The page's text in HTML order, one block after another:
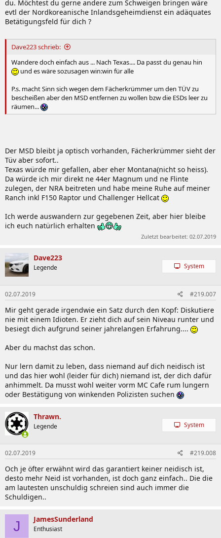
du. Möchtest du gerne andere zum Schweigen bringen wäre
evtl der Nordkoreanische Inlandsgeheimdienst ein adäquates
Betätigungsfeld für dich ?
Dave223 schrieb:
Wandere doch einfach aus ... Nach Texas.... Da passt du genau hin
und es wäre sozusagen win:win für alle
P.s. macht Sinn sich wegen dem Fächerkrümmer um den TÜV zu
bescheißen aber den MSD entfernen zu wollen bzw die ESDs leer zu
räumen...
Der MSD bleibt ja optisch vorhanden, Fächerkrümmer sieht der
Tüv aber sofort..
Texas würde mir gefallen, aber eher Montana(nicht so heiss).
Da würde ich mir direkt ne 44er Magnum und ne Flinte
zulegen, der NRA beitreten und habe meine Ruhe auf meiner
Ranch inkl F150 Raptor und Challenger Hellcat
Ich werde auswandern zur gegebenen Zeit, aber hier bleibe
ich euch natürlich erhalten
Zuletzt bearbeitet: 02.07.2019
Dave223
Legende System
02.07.2019 #219.007
Mir geht gerade irgendwie ein Satz durch den Kopf: Diskutiere
nie mit einem Idioten. Er zieht dich auf sein Niveau runter und
besiegt dich aufgrund seiner jahrelangen Erfahrung....
Aber du machst das schon.
Nur lern damit zu leben, dass niemand auf dich neidisch ist
und das hier wohl (leider für dich) niemand ist, der dich dafür
anhimmelt. Da musst wohl weiter vorm MC Cafe rum lungern
oder Bestätigung von winkenden Polizisten suchen
Thrawn.
Legende System
02.07.2019 #219.008
Och je öfter erwähnt wird das garantiert keiner neidisch ist,
desto mehr Neid ist vorhanden, ist doch ganz einfach.. Die die
am lautesten unschuldig schreien sind auch immer die
Schuldigen..
J JamesSunderland
Enthusiast